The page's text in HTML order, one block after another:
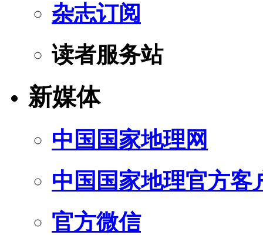
杂志订阅
读者服务站
新媒体
中国国家地理网
中国国家地理官方客
官方微信